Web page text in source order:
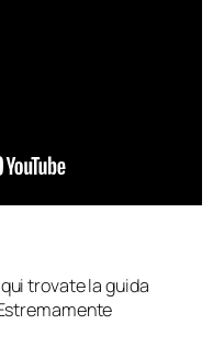
trovate la guida